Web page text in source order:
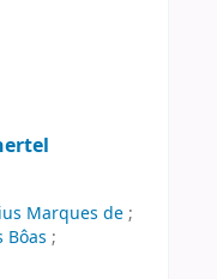
Marques de;
Bôas ;